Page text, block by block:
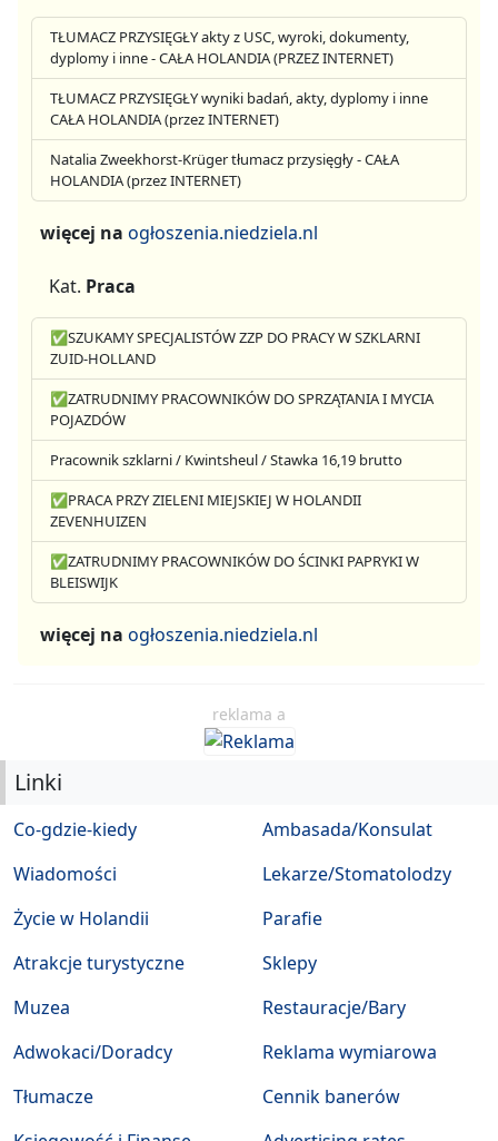
TŁUMACZ PRZYSIĘGŁY akty z USC, wyroki, dokumenty,
dyplomy i inne - CAŁA HOLANDIA (PRZEZ INTERNET)
TŁUMACZ PRZYSIĘGŁY wyniki badań, akty, dyplomy i inne
CAŁA HOLANDIA (przez INTERNET)
Natalia Zweekhorst-Krüger tłumacz przysięgły - CAŁA
HOLANDIA (przez INTERNET)
więcej na ogłoszenia.niedziela.nl
Kat. Praca
✅SZUKAMY SPECJALISTÓW ZZP DO PRACY W SZKLARNI
ZUID-HOLLAND
✅ZATRUDNIMY PRACOWNIKÓW DO SPRZĄTANIA I MYCIA
POJAZDÓW
Pracownik szklarni / Kwintsheul / Stawka 16,19 brutto
✅PRACA PRZY ZIELENI MIEJSKIEJ W HOLANDII
ZEVENHUIZEN
✅ZATRUDNIMY PRACOWNIKÓW DO ŚCINKI PAPRYKI W
BLEISWIJK
więcej na ogłoszenia.niedziela.nl
reklama a
Linki
Co-gdzie-kiedy
Wiadomości
Życie w Holandii
Atrakcje turystyczne
Muzea
Ambasada/Konsulat
Lekarze/Stomatolodzy
Parafie
Sklepy
Restauracje/Bary
Adwokaci/Doradcy
Tłumacze
Reklama wymiarowa
Cennik banerów